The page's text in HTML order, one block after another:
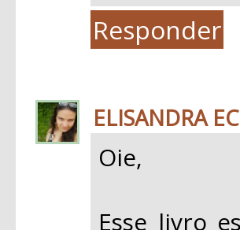
Responder
ELISANDRA
Oie,
Esse livro